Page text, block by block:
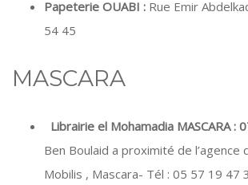
Papeterie OUABI : Rue Emir
54 45
MASCARA
Librairie el Mohamadia MASCARA :
Ben Boulaid a proximité de l’agence
Mobilis , Mascara- Tél : 05 57 19 47